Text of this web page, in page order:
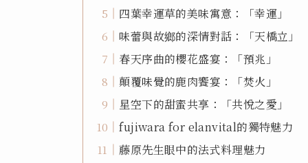
四葉幸運草的美味寓意：「幸運」
味蕾與故鄉的深情對話：「天橋立」
春天序曲的櫻花盛宴：「預兆」
顛覆味覺的鹿肉饗宴：「焚火」
星空下的甜蜜共享：「共悅之愛」
fujiwara for elanvital的獨特魅力
藤原先生眼中的法式料理魅力